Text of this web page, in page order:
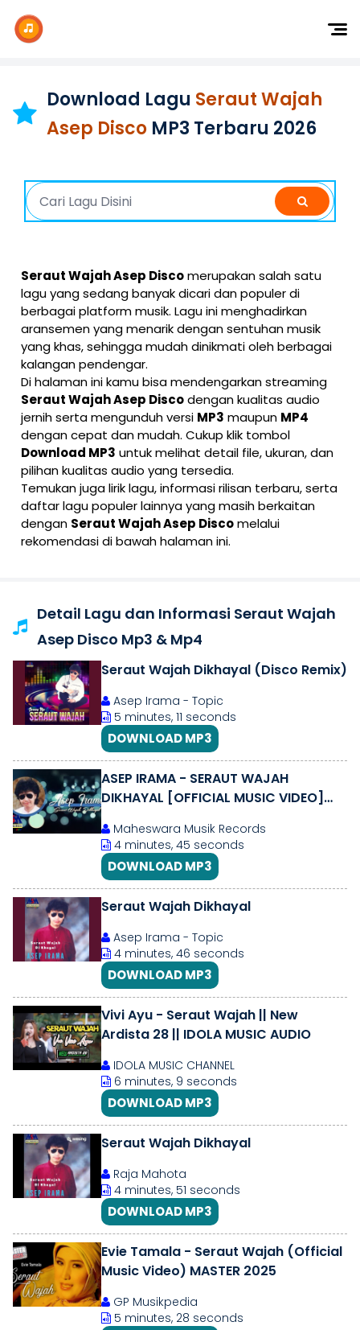
Dangdut
Barat
Download Lagu Seraut Wajah
Asep Disco MP3 Terbaru 2026
Seraut Wajah Asep Discomerupakan salah satu
lagu yang sedang banyak dicari dan populer di
berbagai platform musik. Lagu ini menghadirkan
aransemen yang menarik dengan sentuhan musik
yang khas, sehingga mudah dinikmati oleh berbagai
kalangan pendengar.
Di halaman ini kamu bisa mendengarkan streaming
Seraut Wajah Asep Discodengan kualitas audio
jernih serta mengunduh versi MP3 maupun MP4
dengan cepat dan mudah. Cukup klik tombol
Download MP3 untuk melihat detail file, ukuran, dan
pilihan kualitas audio yang tersedia.
Temukan juga lirik lagu, informasi rilisan terbaru, serta
daftar lagu populer lainnya yang masih berkaitan
dengan Seraut Wajah Asep Discomelalui
rekomendasi di bawah halaman ini.
Detail Lagu dan Informasi Seraut Wajah
Asep Disco Mp3 & Mp4
Seraut Wajah Dikhayal (Disco Remix)
Asep Irama - Topic
5 minutes, 11 seconds
DOWNLOAD MP3
ASEP IRAMA - SERAUT WAJAH
DIKHAYAL [OFFICIAL MUSIC VIDEO]
Maheswara Musik Records
4 minutes, 45 seconds
DOWNLOAD MP3
Seraut Wajah Dikhayal
Asep Irama - Topic
4 minutes, 46 seconds
DOWNLOAD MP3
Vivi Ayu - Seraut Wajah || New
Ardista 28 || IDOLA MUSIC AUDIO
IDOLA MUSIC CHANNEL
6 minutes, 9 seconds
DOWNLOAD MP3
Seraut Wajah Dikhayal
Raja Mahota
4 minutes, 51 seconds
DOWNLOAD MP3
Evie Tamala - Seraut Wajah (Official
Music Video) MASTER 2025
GP Musikpedia
5 minutes, 28 seconds